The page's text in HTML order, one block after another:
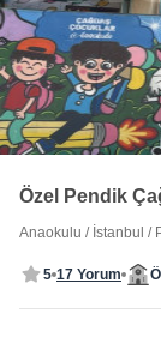
Özel Pendik
Anaokulu / İstanbul /
5 17 Yorum